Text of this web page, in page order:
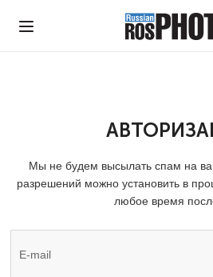
Мы не будем высылать спам на
разрешений можно установить в
любое время